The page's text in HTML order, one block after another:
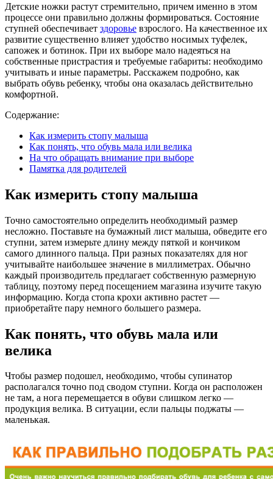
Детские ножки растут стремительно, причем именно в этом
процессе они правильно должны формироваться. Состояние
ступней обеспечивает здоровье взрослого. На качественное их
развитие существенно влияет удобство носимых туфелек,
сапожек и ботинок. При их выборе мало надеяться на
собственные пристрастия и требуемые габариты: необходимо
учитывать и иные параметры. Расскажем подробно, как
выбрать обувь ребенку, чтобы она оказалась действительно
комфортной.
Содержание:
Как измерить стопу малыша
Как понять, что обувь мала или велика
На что обращать внимание при выборе
Памятка для родителей
Как измерить стопу малыша
Точно самостоятельно определить необходимый размер
несложно. Поставьте на бумажный лист малыша, обведите его
ступни, затем измерьте длину между пяткой и кончиком
самого длинного пальца. При разных показателях для ног
учитывайте наибольшее значение в миллиметрах. Обычно
каждый производитель предлагает собственную размерную
таблицу, поэтому перед посещением магазина изучите такую
информацию. Когда стопа крохи активно растет —
приобретайте пару немного большего размера.
Как понять, что обувь мала или
велика
Чтобы размер подошел, необходимо, чтобы супинатор
располагался точно под сводом ступни. Когда он расположен
не там, а нога перемещается в обуви слишком легко —
продукция велика. В ситуации, если пальцы поджаты —
маленькая.